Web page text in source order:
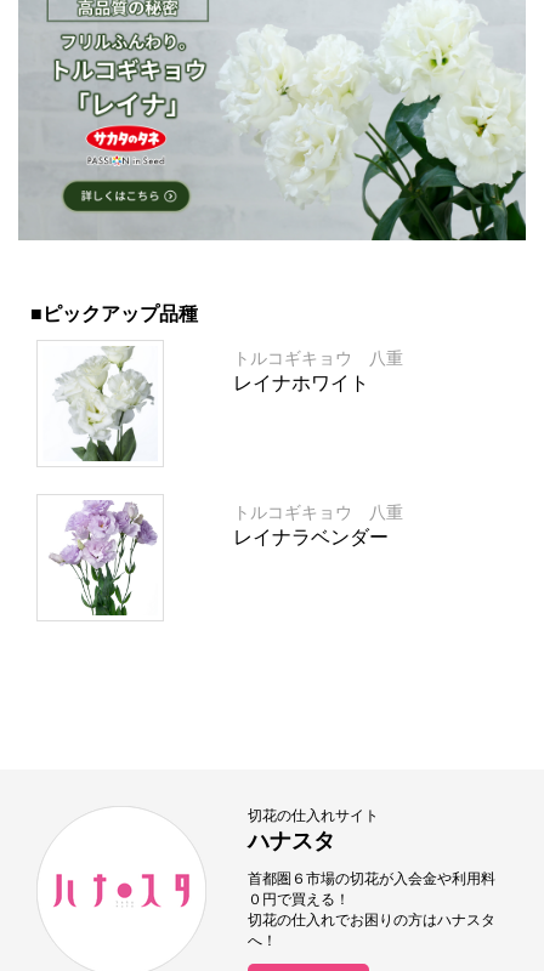
■ピックアップ品種
トルコギキョウ 八重
レイナホワイト
トルコギキョウ 八重
レイナラベンダー
切花の仕入れサイト
ハナスタ
首都圏６市場の切花が入会金や利用料
０円で買える！
切花の仕入れでお困りの方はハナスタ
へ！